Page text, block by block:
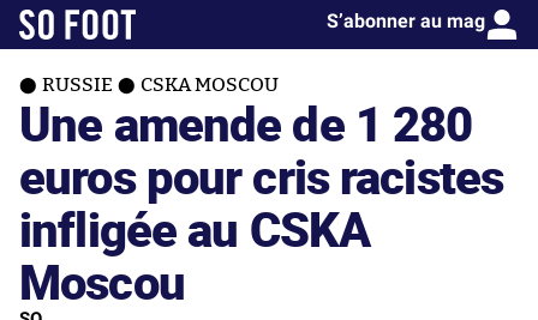
S’abonner au mag
RUSSIE CSKA MOSCOU
Une amende de 1 280
euros pour cris racistes
infligée au CSKA
Moscou